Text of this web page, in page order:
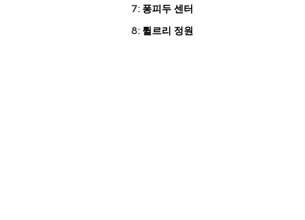
7: 퐁피두 센터
8: 튈르리 정원